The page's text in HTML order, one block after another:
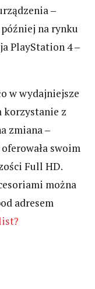
‒
na rynku
PlayStation 4 ‒
w wydajniejsze
korzystanie z
zmiana ‒
swoim
Full HD.
można
adresem